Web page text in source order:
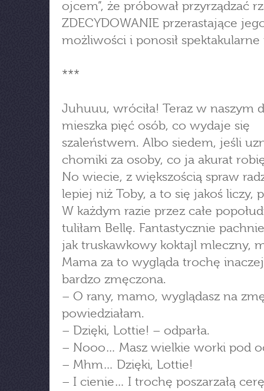
ojcem”, że próbował przyrządzać
ZDECYDOWANIE przerastające
możliwości i ponosił spektakularne
***
Juhuuu, wróciła! Teraz w naszym
mieszka pięć osób, co wydaje się
szaleństwem. Albo siedem, jeśli
chomiki za osoby, co ja akurat
No wiecie, z większością spraw
lepiej niż Toby, a to się jakoś liczy,
W każdym razie przez całe
tuliłam Bellę. Fantastycznie
jak truskawkowy koktajl mleczny,
Mama za to wygląda trochę
bardzo zmęczona.
– O rany, mamo, wyglądasz na
powiedziałam.
– Dzięki, Lottie! – odparła.
– Nooo… Masz wielkie worki pod
– Mhm… Dzięki, Lottie!
– I cienie… I trochę poszarzałą